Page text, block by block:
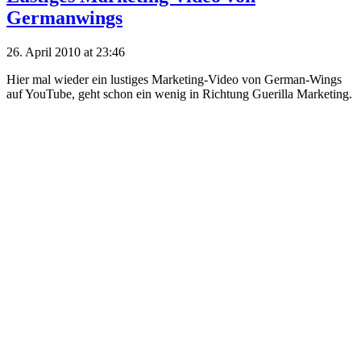
Germanwings
26. April 2010 at 23:46
Hier mal wieder ein lustiges Marketing-Video von German-Wings
auf YouTube, geht schon ein wenig in Richtung Guerilla Marketing.